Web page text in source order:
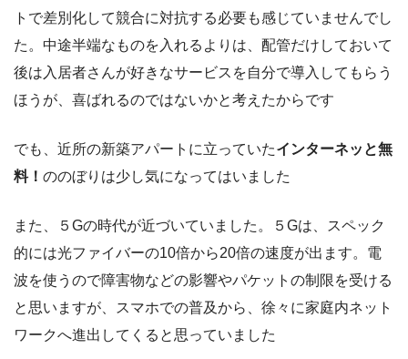
トで差別化して競合に対抗する必要も感じていませんでし
た。中途半端なものを入れるよりは、配管だけしておいて
後は入居者さんが好きなサービスを自分で導入してもらう
ほうが、喜ばれるのではないかと考えたからです
でも、近所の新築アパートに立っていたインターネッと無
料！ ののぼりは少し気になってはいました
また、５Gの時代が近づいていました。５Gは、スペック
的には光ファイバーの10倍から20倍の速度が出ます。電
波を使うので障害物などの影響やパケットの制限を受ける
と思いますが、スマホでの普及から、徐々に家庭内ネット
ワークへ進出してくると思っていました